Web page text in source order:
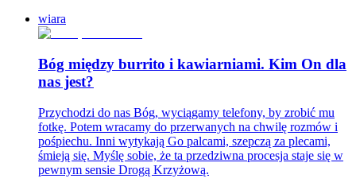
wiara
Bóg między burrito i kawiarniami. Kim On dla
nas jest?
Przychodzi do nas Bóg, wyciągamy telefony, by zrobić mu
fotkę. Potem wracamy do przerwanych na chwilę rozmów i
pośpiechu. Inni wytykają Go palcami, szepczą za plecami,
śmieją się. Myślę sobie, że ta przedziwna procesja staje się w
pewnym sensie Drogą Krzyżową.